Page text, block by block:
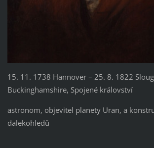
15. 11. 1738 Hannover – 25. 8. 1822
Buckinghamshire, Spojené království
astronom, objevitel planety Uran, a
dalekohledů